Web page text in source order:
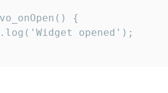
{
opened');